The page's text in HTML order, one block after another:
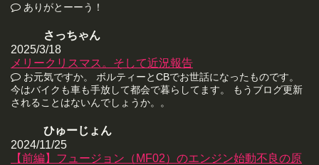
ありがとーーう！
さっちゃん
2025/3/18
メリークリスマス。そして近況報告
お元気ですか。 ボルティーとCBでお世話になったものです。
今はバイクも車も手放して都会で暮らしてます。 もうブログ更新
されることはないんでしょうか。。
ひゅーじょん
2024/11/25
【前編】フュージョン（MF02）のエンジン始動不良の原